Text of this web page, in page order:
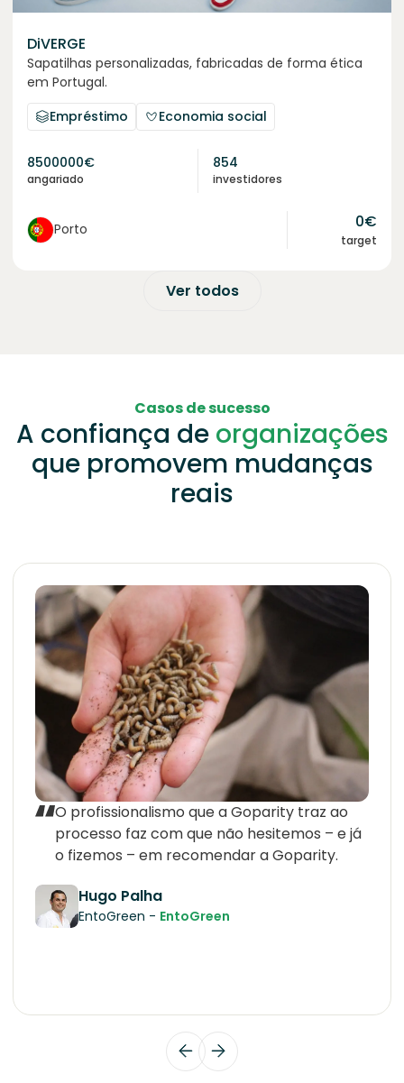
DiVERGE
Sapatilhas personalizadas, fabricadas de forma ética
em Portugal.
Empréstimo
Economia social
8500000€
angariado
854
investidores
Porto 0€
target
Ver todos
Casos de sucesso
A confiança de organizações
que promovem mudanças
reais
O profissionalismo que a Goparity traz ao
processo faz com que não hesitemos – e já
o fizemos – em recomendar a Goparity.
Hugo Palha
EntoGreen - EntoGreen